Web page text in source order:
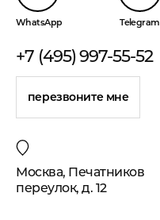
WhatsApp Telegram
+7 (495) 997-55-52
перезвоните мне
Москва, Печатников
переулок, д. 12